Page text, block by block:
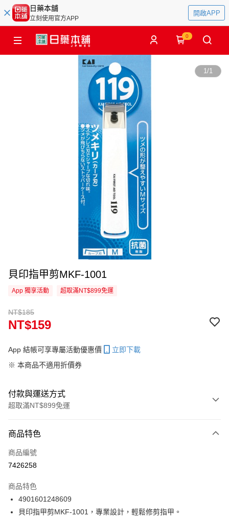
日藥本舖
立刻使用官方APP
開啟APP
0
1/1
貝印指甲剪MKF-1001
App 獨享活動 超取滿NT$899免運
NT$185
NT$159
App 結帳可享專屬活動優惠價
立即下載
※ 本商品不適用折價券
付款與運送方式
超取滿NT$899免運
信用卡一次付款
超商取貨付款
Apple Pay
街口支付
商品特色
商品編號
7426258
商品特色
4901601248609
貝印指甲剪MKF-1001，專業設計，輕鬆修剪指甲。